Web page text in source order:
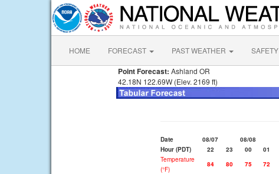
HOME FORECAST PAST WEATHER SAFETY
Point Forecast: Ashland OR
42.18N 122.69W (Elev. 2169 ft)
Date 08/07
08/08
Hour (PDT)
22 23 00 01
Temperature
(°F)
84 80 75 72